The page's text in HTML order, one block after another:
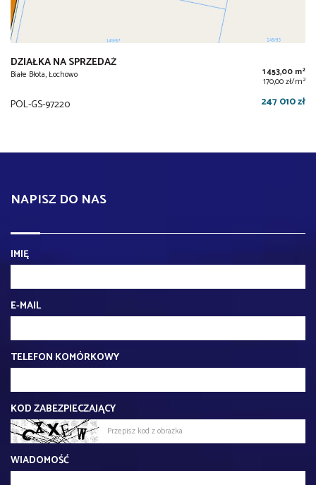
DZIAŁKA NA SPRZEDAŻ
Białe Błota, Łochowo 1 453,00 m2
170,00 zł/m2
POL-GS-97220 247 010 zł
NAPISZ DO NAS
IMIĘ
E-MAIL
TELEFON KOMÓRKOWY
KOD ZABEZPIECZAJĄCY
WIADOMOŚĆ